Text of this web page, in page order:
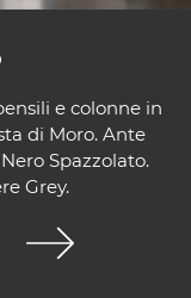
e colonne in
di Moro. Ante
Spazzolato.
Grey.